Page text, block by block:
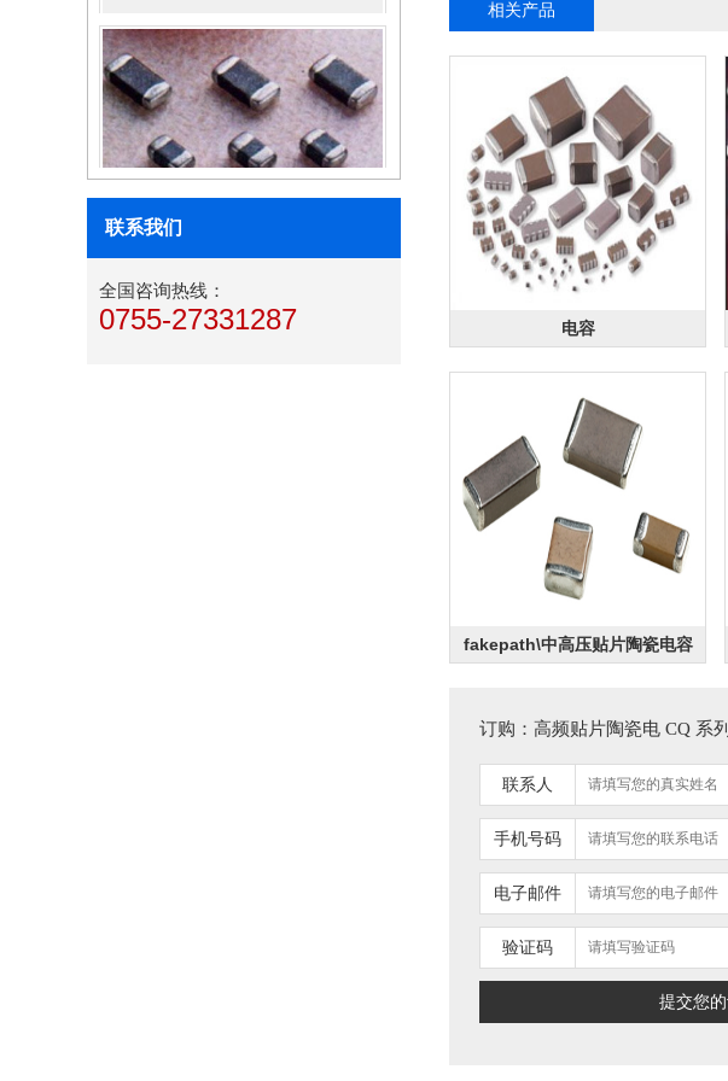
电感器
磁珠
联系我们
全国咨询热线：
0755-27331287
相关产品
电容
fakepath\中高压贴片陶瓷电容
订购：高频贴片陶瓷电 CQ 系列
联系人
手机号码
电子邮件
验证码